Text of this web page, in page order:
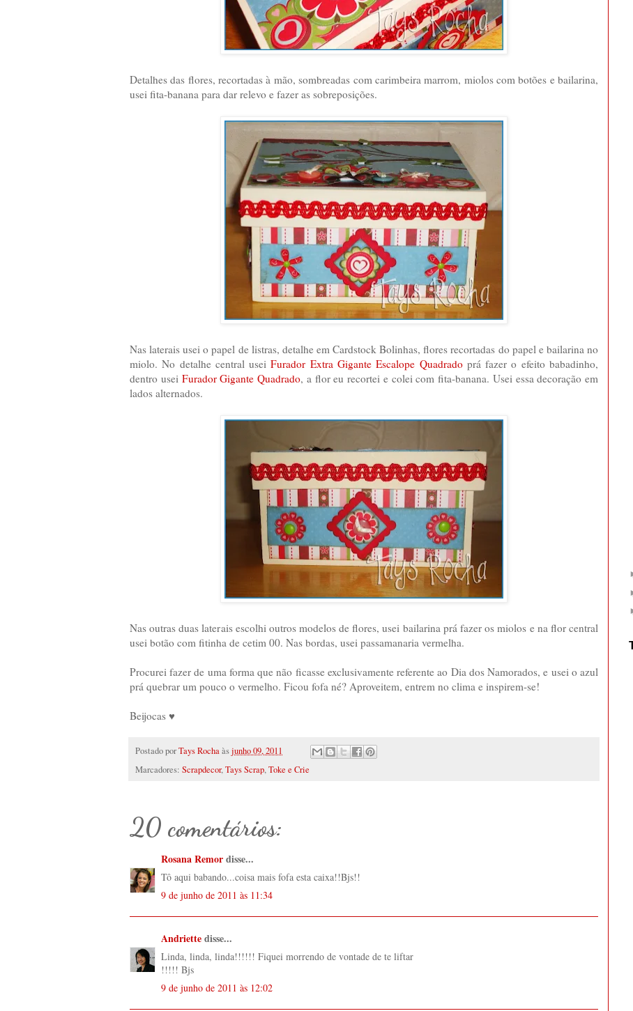
Detalhes das flores, recortadas à mão, sombreadas com carimbeira marrom, miolos com botões e bailarina,
usei fita-banana para dar relevo e fazer as sobreposições.
Nas laterais usei o papel de listras, detalhe em Cardstock Bolinhas, flores recortadas do papel e bailarina no
miolo. No detalhe central useiFurador Extra Gigante Escalope Quadradoprá fazer o efeito babadinho,
dentro usei Furador Gigante Quadrado, a flor eu recortei e colei com fita-banana. Usei essa decoração em
lados alternados.
Nas outras duas laterais escolhi outros modelos de flores, usei bailarina prá fazer os miolos e na flor central
usei botão com fitinha de cetim 00. Nas bordas, usei passamanaria vermelha.
Procurei fazer de uma forma que não ficasse exclusivamente referente ao Dia dos Namorados, e usei o azul
prá quebrar um pouco o vermelho. Ficou fofa né? Aproveitem, entrem no clima e inspirem-se!
Beijocas ♥
Postado porTays Rochaàsjunho 09, 2011
Marcadores: Scrapdecor,Tays Scrap,Toke e Crie
20 comentários:
Rosana Remordisse...
Tô aqui babando...coisa mais fofa esta caixa!!Bjs!!
9 de junho de 2011 às 11:34
Andriettedisse...
Linda, linda, linda!!!!!! Fiquei morrendo de vontade de te liftar
!!!!! Bjs
9 de junho de 2011 às 12:02